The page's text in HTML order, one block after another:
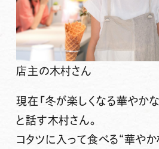
店主の木村さん
現在 「冬が楽しくなる華やかな
と話す木村さん。
コタツに入って食べる“華やか